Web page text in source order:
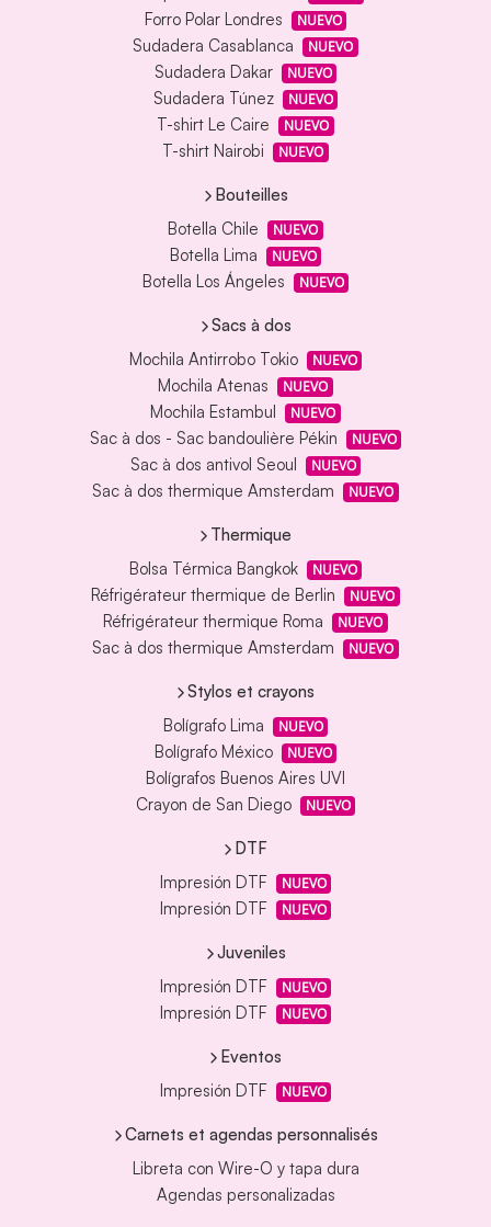
Forro Polar Londres NUEVO
Sudadera Casablanca NUEVO
Sudadera Dakar NUEVO
Sudadera Túnez NUEVO
T-shirt Le Caire NUEVO
T-shirt Nairobi NUEVO
Bouteilles
Botella Chile
NUEVO
Botella Lima NUEVO
Botella Los Ángeles NUEVO
Sacs à dos
Mochila Antirrobo Tokio
NUEVO
Mochila Atenas NUEVO
Mochila Estambul NUEVO
Sac à dos - Sac bandoulière Pékin NUEVO
Sac à dos antivol Seoul NUEVO
Sac à dos thermique Amsterdam NUEVO
Thermique
Bolsa Térmica Bangkok
NUEVO
Réfrigérateur thermique de Berlin NUEVO
Réfrigérateur thermique Roma NUEVO
Sac à dos thermique Amsterdam NUEVO
Stylos et crayons
Bolígrafo Lima
NUEVO
Bolígrafo México NUEVO
Bolígrafos Buenos Aires UVI
Crayon de San Diego
NUEVO
DTF
Impresión DTF
NUEVO
Impresión DTF NUEVO
Juveniles
Impresión DTF
NUEVO
Impresión DTF NUEVO
Eventos
Impresión DTF
NUEVO
Carnets et agendas personnalisés
Libreta con Wire-O y tapa dura
Agendas personalizadas